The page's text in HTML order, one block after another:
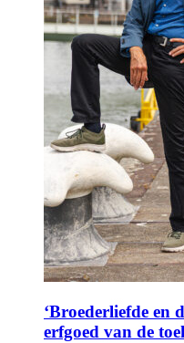
‘Broederliefde en
erfgoed van de